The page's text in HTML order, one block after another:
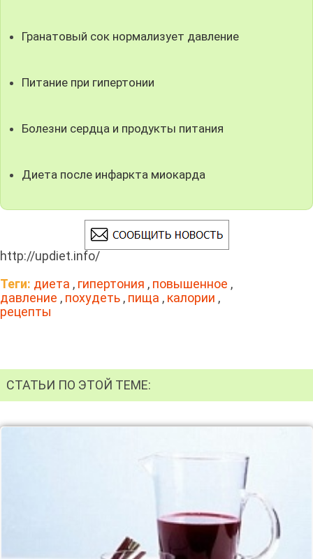
Гранатовый сок нормализует давление
Питание при гипертонии
Болезни сердца и продукты питания
Диета после инфаркта миокарда
http://updiet.info/
Теги: диета , гипертония , повышенное ,
давление , похудеть , пища , калории ,
рецепты
СТАТЬИ ПО ЭТОЙ ТЕМЕ: